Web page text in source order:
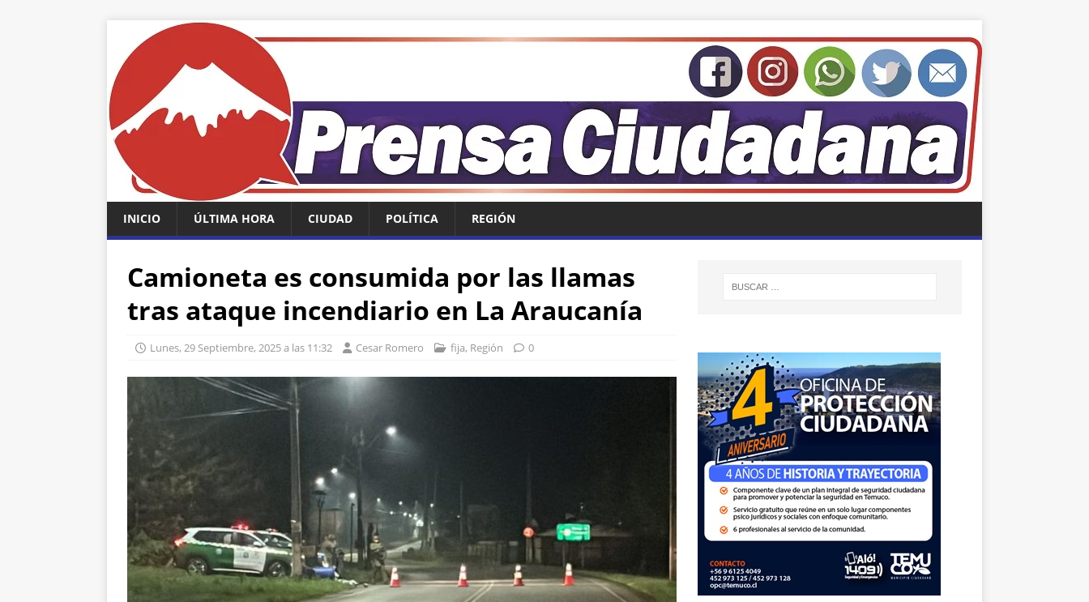
INICIO ÚLTIMA HORA CIUDAD POLÍTICA REGIÓN
Camioneta es consumida por las llamas
tras ataque incendiario en La Araucanía
Lunes, 29 Septiembre, 2025 a las 11:32 Cesar Romero fija, Región 0